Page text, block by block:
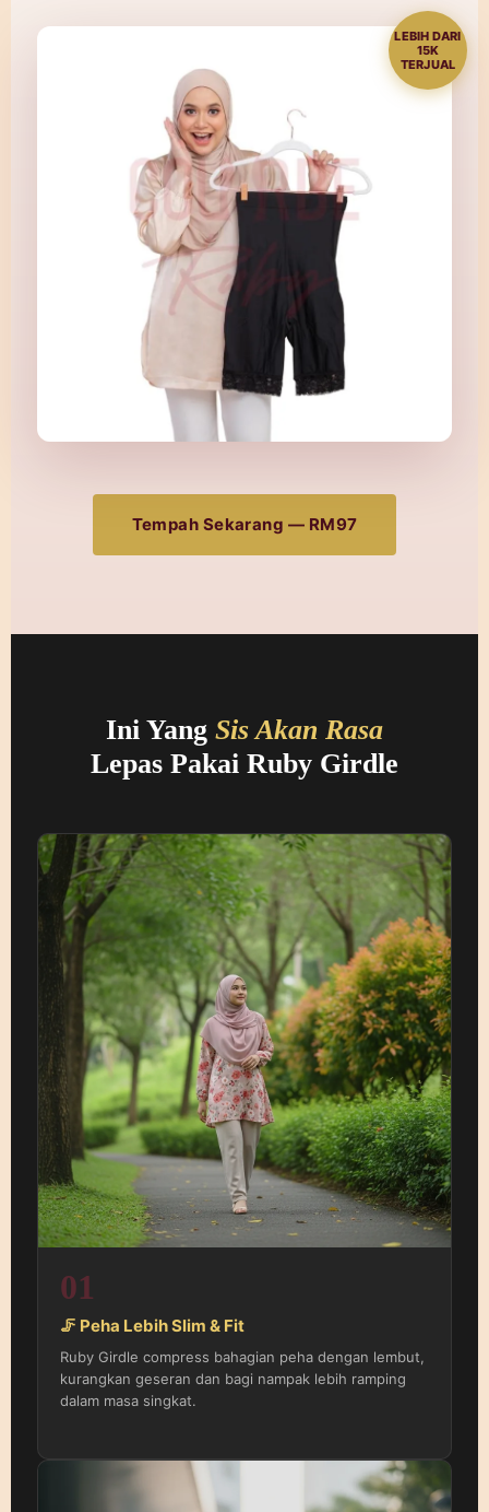
LEBIH DARI
15K
TERJUAL
Tempah Sekarang — RM97
Ini Yang Sis Akan Rasa
Lepas Pakai Ruby Girdle
01
🦵 Peha Lebih Slim & Fit
Ruby Girdle compress bahagian peha dengan lembut,
kurangkan geseran dan bagi nampak lebih ramping
dalam masa singkat.